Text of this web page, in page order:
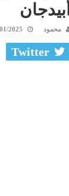
أبيدجان
محمود 2025
Twitter